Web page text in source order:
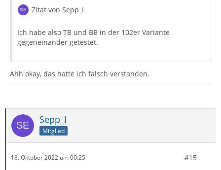
Zitat von Sepp_I
Ich habe also TB und BB in der 102er Variante
gegeneinander getestet.
Ahh okay, das hatte ich falsch verstanden.
Sepp_I
Mitglied
18. Oktober 2022 um 00:25 #15